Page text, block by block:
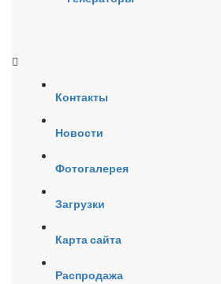
Контакты
Новости
Фотогалерея
Загрузки
Карта сайта
Распродажа